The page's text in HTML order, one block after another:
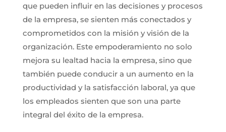
que pueden influir en las decisiones y procesos
de la empresa, se sienten más conectados y
comprometidos con la misión y visión de la
organización. Este empoderamiento no solo
mejora su lealtad hacia la empresa, sino que
también puede conducir a un aumento en la
productividad y la satisfacción laboral, ya que
los empleados sienten que son una parte
integral del éxito de la empresa.